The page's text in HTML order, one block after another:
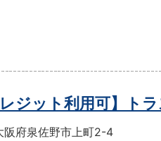
レジット利用可】ト
阪府泉佐野市上町2-4